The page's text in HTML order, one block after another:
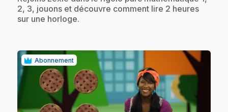
2, 3, jouons et découvre comment lire 2 heures
sur une horloge.
Abonnement